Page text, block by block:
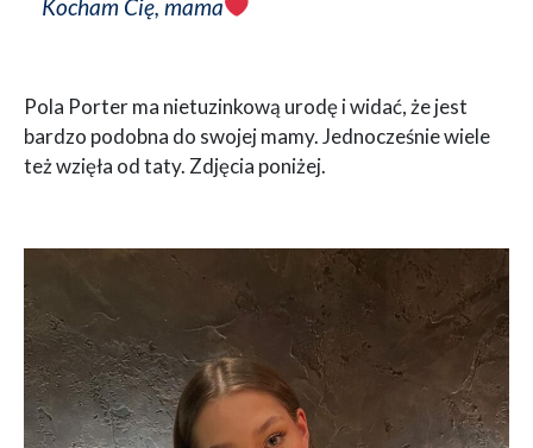
Kocham Cię, mama
Pola Porter ma nietuzinkową urodę i widać, że jest
bardzo podobna do swojej mamy. Jednocześnie wiele
też wzięła od taty. Zdjęcia poniżej.